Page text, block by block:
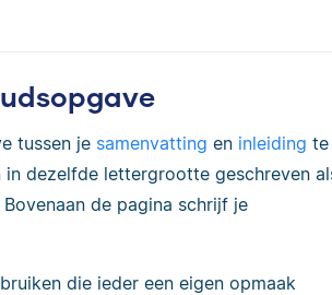
tussen je samenvatting en inleiding te
dezelfde lettergrootte geschreven
de pagina schrijf je
die ieder een eigen opmaak